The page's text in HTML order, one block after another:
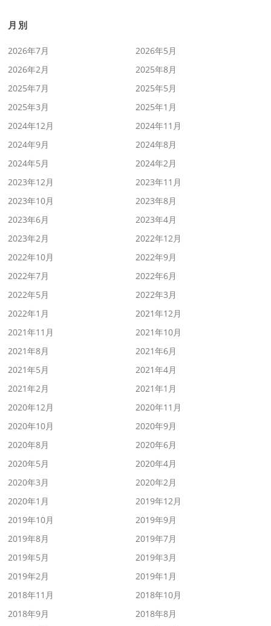
月別
2026年7月
2026年5月
2026年2月
2025年8月
2025年7月
2025年5月
2025年3月
2025年1月
2024年12月
2024年11月
2024年9月
2024年8月
2024年5月
2024年2月
2023年12月
2023年11月
2023年10月
2023年8月
2023年6月
2023年4月
2023年2月
2022年12月
2022年10月
2022年9月
2022年7月
2022年6月
2022年5月
2022年3月
2022年1月
2021年12月
2021年11月
2021年10月
2021年8月
2021年6月
2021年5月
2021年4月
2021年2月
2021年1月
2020年12月
2020年11月
2020年10月
2020年9月
2020年8月
2020年6月
2020年5月
2020年4月
2020年3月
2020年2月
2020年1月
2019年12月
2019年10月
2019年9月
2019年8月
2019年7月
2019年5月
2019年3月
2019年2月
2019年1月
2018年11月
2018年10月
2018年9月
2018年8月